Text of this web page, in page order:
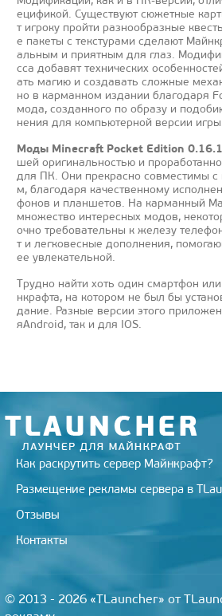
ецификой. Существуют сюжетные
т игроку пройти разнообразные
е пакеты с текстурами сделают
альным и приятным для глаз.
сса добавят технических
ать магию и создавать сложные
но в карманном издании благодаря
мода, созданного по образу и
нения для компьютерной версии
Моды Minecraft Pocket Edition 0.16.1
шей оригинальностью и
для ПК. Они прекрасно совместимы
м, благодаря качественному
фонов и планшетов. На карманный
множество интересных модов,
очно требовательны к железу
т и легковесные дополнения,
ее увлекательной.
Трудно найти хоть один смартфон
нкрафта, на котором не был бы
дание. Разные версии этого
яAndroid, так и для IOS.
Как раскрутить сервер Майнкрафт?
Размещение рекламы сервера в
Отзывы
Контакты
© 2013 - 2026 «TLauncher» от